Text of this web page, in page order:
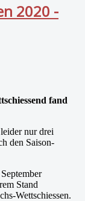
2020 -
fand
nur drei
den Saison-
Stand
Wettschiessen.